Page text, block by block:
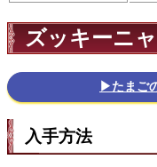
ズッキーニ
▶たまご
入手方法